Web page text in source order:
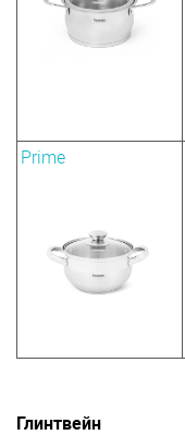
Prime
Глинтвейн